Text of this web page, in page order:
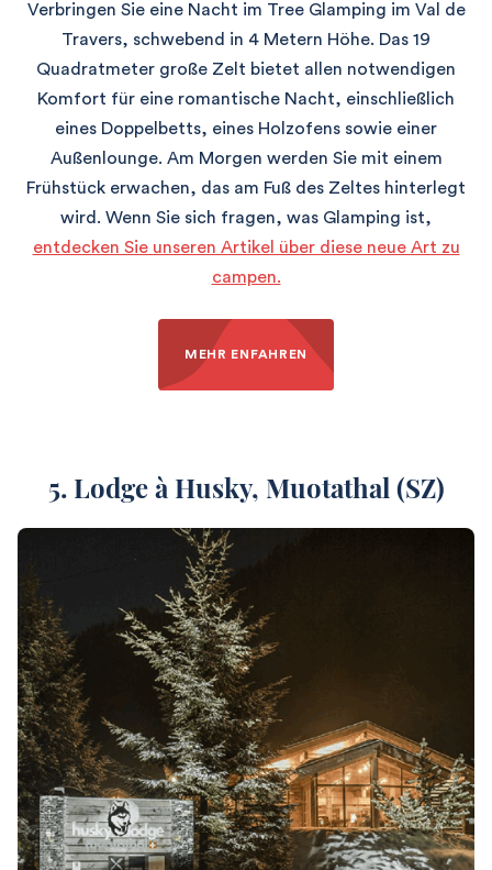
Verbringen Sie eine Nacht im Tree Glamping im Val de
Travers, schwebend in 4 Metern Höhe. Das 19
Quadratmeter große Zelt bietet allen notwendigen
Komfort für eine romantische Nacht, einschließlich
eines Doppelbetts, eines Holzofens sowie einer
Außenlounge. Am Morgen werden Sie mit einem
Frühstück erwachen, das am Fuß des Zeltes hinterlegt
wird. Wenn Sie sich fragen, was Glamping ist,
entdecken Sie unseren Artikel über diese neue Art zu
campen.
MEHR ENFAHREN
5. Lodge à Husky, Muotathal (SZ)